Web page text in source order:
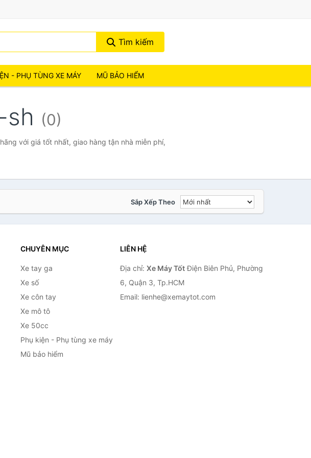
Tìm kiếm
- PHỤ TÙNG XE MÁY MŨ BẢO HIỂM
sh (0)
với giá tốt nhất, giao hàng tận nhà miễn phí,
Sắp Xếp Theo
CHUYÊN MỤC
Xe tay ga
Xe số
Xe côn tay
Xe mô tô
Xe 50cc
Phụ kiện - Phụ tùng xe máy
Mũ bảo hiểm
LIÊN HỆ
Địa chỉ: Xe Máy TốtĐiện Biên Phủ, Phường
6, Quận 3, Tp.HCM
Email: lienhe@xemaytot.com